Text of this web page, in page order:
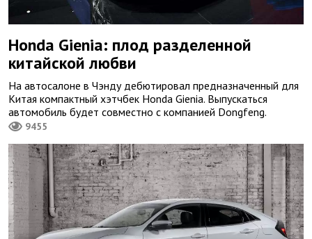
Honda Gienia: плод разделенной
китайской любви
На автосалоне в Чэнду дебютировал предназначенный для
Китая компактный хэтчбек Honda Gienia. Выпускаться
автомобиль будет совместно с компанией Dongfeng.
9455